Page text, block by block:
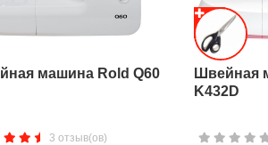
машина Rold Q60
3 отзыв(ов)
Швейная
K432D